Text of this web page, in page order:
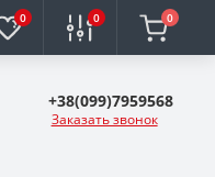
0 0 0
+38(099)7959568
Заказать звонок